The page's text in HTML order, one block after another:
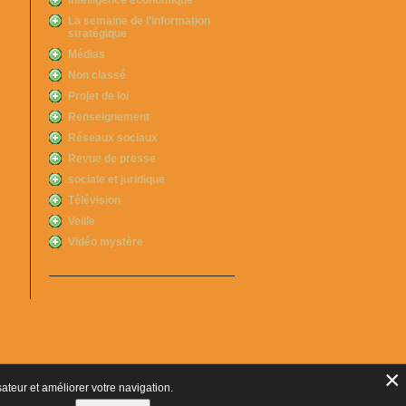
La semaine de l’information
stratégique
Médias
Non classé
Projet de loi
Renseignement
Réseaux sociaux
Revue de presse
sociale et juridique
Télévision
Veille
Vidéo mystère
et améliorer votre navigation.
×